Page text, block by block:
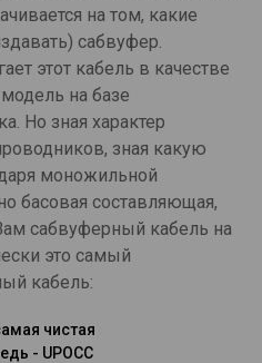
на том, какие
сабвуфер.
этот кабель в качестве
на базе
Но зная характер
зная какую
моножильной
басовая составляющая,
сабвуферный кабель на
это самый
кабель:
чистая
- UPOCC